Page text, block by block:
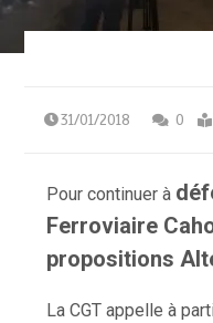
31/01/2018 0
Pour continuer à
Ferroviaire
propositions
La CGT appelle à